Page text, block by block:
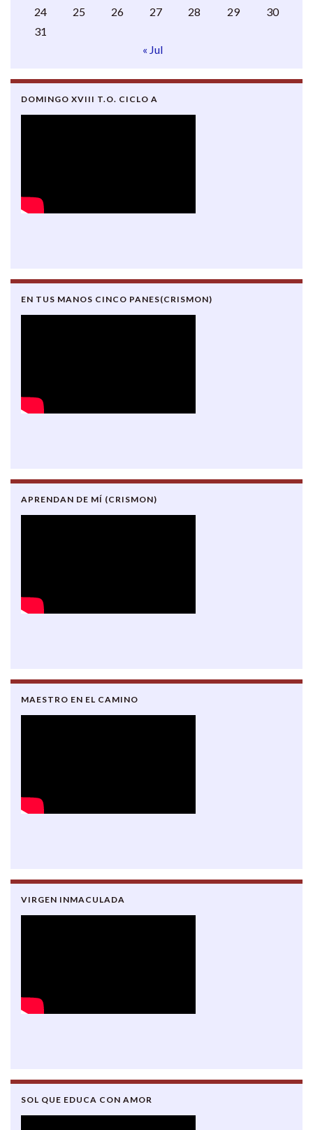
24
25 26 27 28 29
30
31
« Jul
DOMINGO XVIII T.O. CICLO A
EN TUS MANOS CINCO PANES(CRISMON)
APRENDAN DE MÍ (CRISMON)
MAESTRO EN EL CAMINO
VIRGEN INMACULADA
SOL QUE EDUCA CON AMOR